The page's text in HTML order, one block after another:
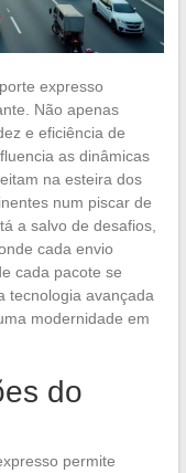
expresso
Não apenas
e eficiência de
as dinâmicas
na esteira dos
num piscar de
a salvo de desafios,
cada envio
cada pacote se
tecnologia avançada
modernidade em
do
permite